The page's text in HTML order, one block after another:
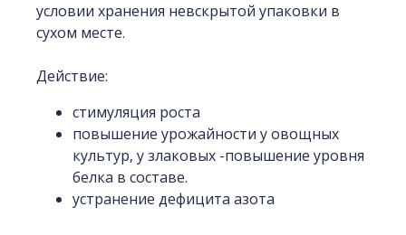
условии хранения невскрытой упаковки в
сухом месте.
Действие:
стимуляция роста
повышение урожайности у овощных
культур, у злаковых -повышение уровня
белка в составе.
устранение дефицита азота